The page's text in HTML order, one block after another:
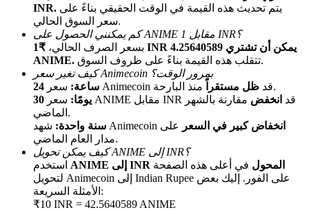
الإحالة
قم بدعوة صديق لتحصل على مكافآت نقدية
BTC Welcome Rewards
INR.
سعر السوق الحالي.
كم يمكنني الحصول على ANIME مقابل 1 INR؟
بسعر الصرف الحالي،
₹1 INR يمكن أن تشتري 4.25640589
ANIME.
تتقلب هذه القيمة بناءً على ظروف السوق.
كيف تغير سعر Animecoin بمرور الوقت؟
24 ساعة:
سعر Animecoin قد ظل مستقراً
منذ البارحة.
30 يومًا:
سعر ANIME مقابل INR قد انخفض مقارنة بالشهر
الماضي.
سنة واحدة: شهد Animecoin انخفاض كبير في السعر
على
مدار العام الماضي.
كيف يمكن تحويل ANIME إلى INR؟
ANIME إلى INR المحول في أعلى هذه الصفحة
لتحويل Animecoin إلى Indian Rupee على الفور. إليك بعض
الأمثلة السريعة:
₹10 INR = 42.5640589 ANIME